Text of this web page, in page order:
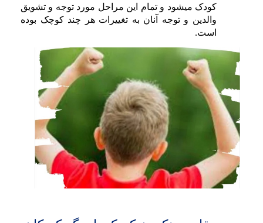
کودک میشود و تمام این مراحل مورد توجه و تشویق
والدین و توجه آنان به تغییرات هر چند کوچک بوده
است.